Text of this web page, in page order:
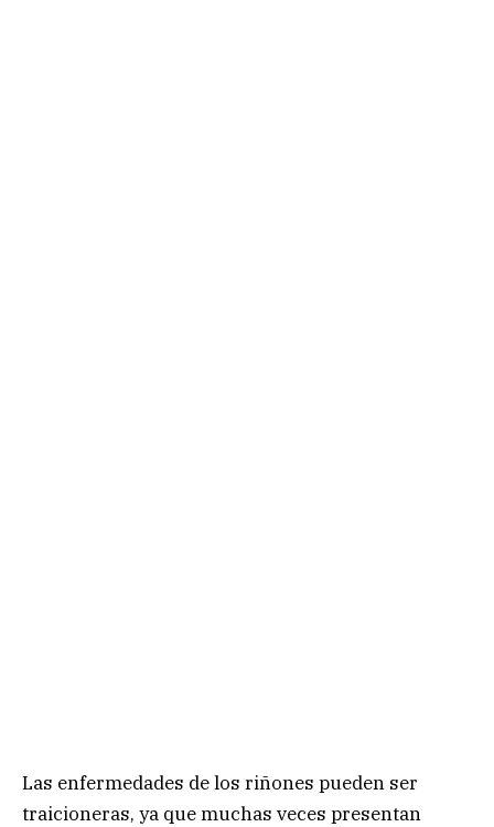
Las enfermedades de los riñones pueden ser
traicioneras, ya que muchas veces presentan